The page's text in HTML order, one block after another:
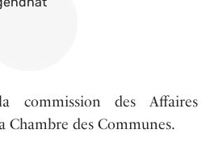
commission des Affaires
Chambre des Communes.